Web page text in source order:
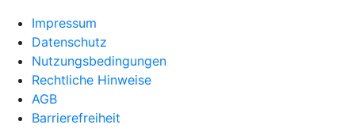
Impressum
Datenschutz
Nutzungsbedingungen
Rechtliche Hinweise
AGB
Barrierefreiheit